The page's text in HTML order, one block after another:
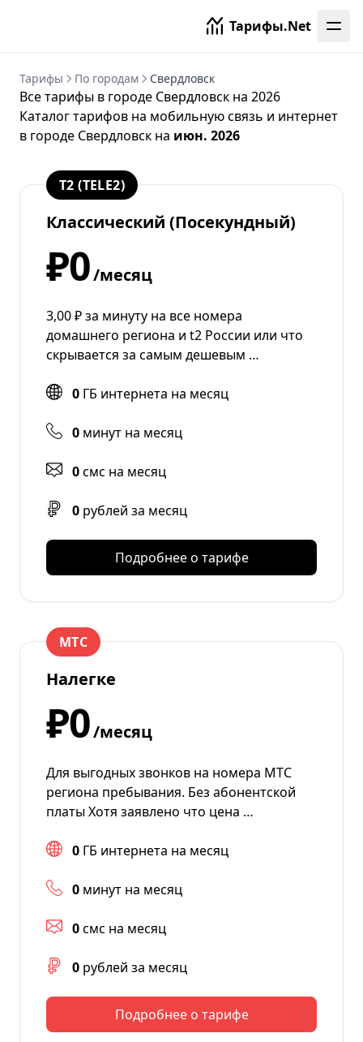
Тарифы.Net
Тарифы По городам Свердловск
Все тарифы в городе Свердловск на 2026
Каталог тарифов на мобильную связь и интернет
в городе Свердловск на июн. 2026
T2 (TELE2)
Классический (Посекундный)
₽0/месяц
3,00 ₽ за минуту на все номера
домашнего региона и t2 России или что
скрывается за самым дешевым …
0 ГБ интернета на месяц
0 минут на месяц
0смс на месяц
0 рублей за месяц
Подробнее о тарифе
МТС
Налегке
₽0/месяц
Для выгодных звонков на номера МТС
региона пребывания. Без абонентской
платы Хотя заявлено что цена …
0 ГБ интернета на месяц
0 минут на месяц
0смс на месяц
0 рублей за месяц
Подробнее о тарифе